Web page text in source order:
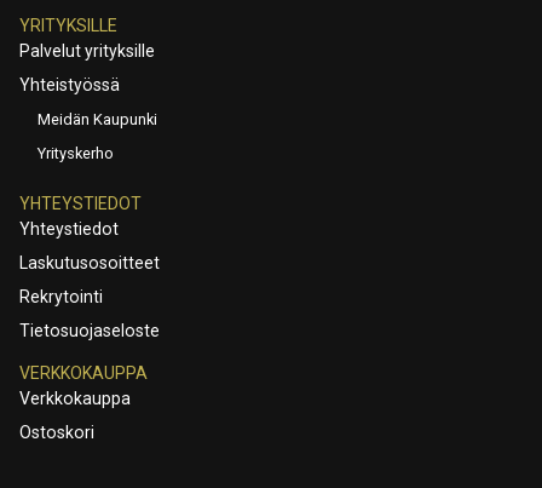
YRITYKSILLE
Palvelut yrityksille
Yhteistyössä
Meidän Kaupunki
Yrityskerho
YHTEYSTIEDOT
Yhteystiedot
Laskutusosoitteet
Rekrytointi
Tietosuojaseloste
VERKKOKAUPPA
Verkkokauppa
Ostoskori